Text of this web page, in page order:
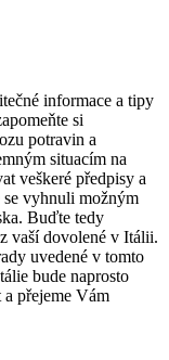
informace a tipy
si
potravin a
situacím na
veškeré předpisy a
se vyhnuli možným
Buďte tedy
vaší dovolené v Itálii.
uvedené v tomto
bude naprosto
a přejeme Vám